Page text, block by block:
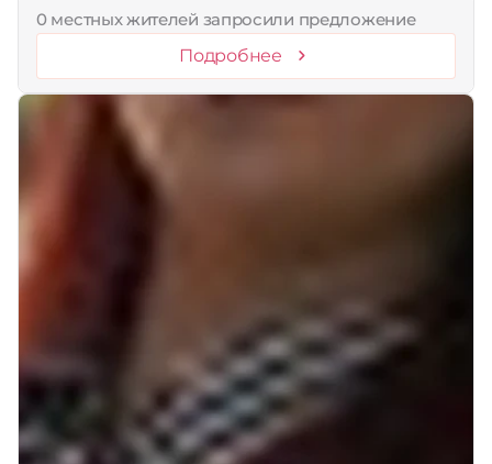
0 местных жителей запросили предложение
Подробнее